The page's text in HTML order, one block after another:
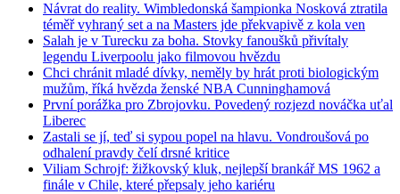
Návrat do reality. Wimbledonská šampionka Nosková ztratila
téměř vyhraný set a na Masters jde překvapivě z kola ven
Salah je v Turecku za boha. Stovky fanoušků přivítaly
legendu Liverpoolu jako filmovou hvězdu
Chci chránit mladé dívky, neměly by hrát proti biologickým
mužům, říká hvězda ženské NBA Cunninghamová
První porážka pro Zbrojovku. Povedený rozjezd nováčka uťal
Liberec
Zastali se jí, teď si sypou popel na hlavu. Vondroušová po
odhalení pravdy čelí drsné kritice
Viliam Schrojf: žižkovský kluk, nejlepší brankář MS 1962 a
finále v Chile, které přepsaly jeho kariéru